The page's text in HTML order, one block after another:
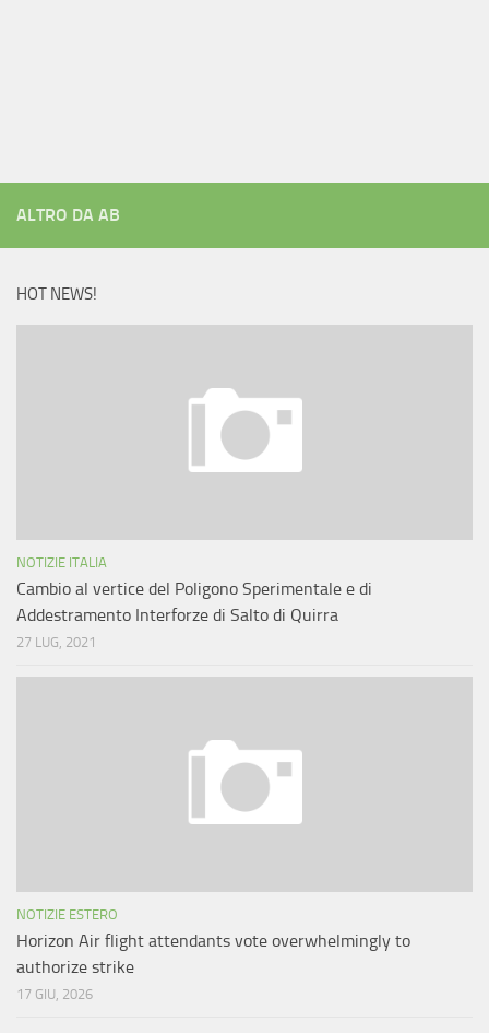
ALTRO DA AB
HOT NEWS!
NOTIZIE ITALIA
Cambio al vertice del Poligono Sperimentale e di
Addestramento Interforze di Salto di Quirra
27 LUG, 2021
NOTIZIE ESTERO
Horizon Air flight attendants vote overwhelmingly to
authorize strike
17 GIU, 2026